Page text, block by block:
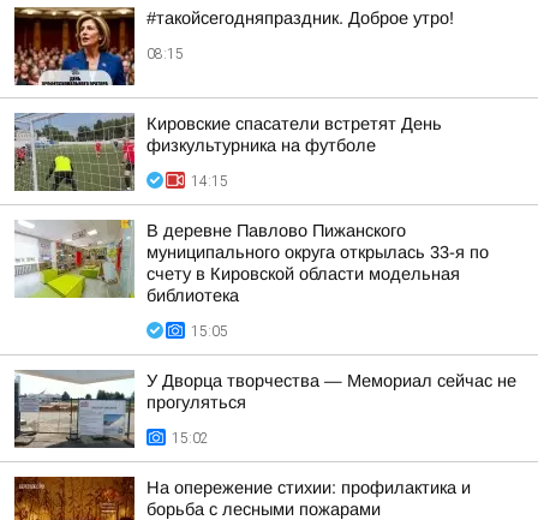
#такойсегодняпраздник. Доброе утро!
08:15
Кировские спасатели встретят День
физкультурника на футболе
14:15
В деревне Павлово Пижанского
муниципального округа открылась 33-я по
счету в Кировской области модельная
библиотека
15:05
У Дворца творчества — Мемориал сейчас не
прогуляться
15:02
На опережение стихии: профилактика и
борьба с лесными пожарами